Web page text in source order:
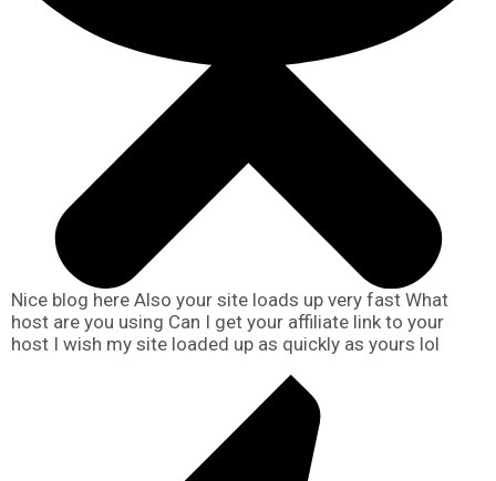
Nice blog here Also your site loads up very fast What
host are you using Can I get your affiliate link to your
host I wish my site loaded up as quickly as yours lol